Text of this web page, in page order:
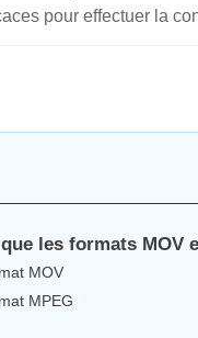
pour effectuer la
les formats MOV
MOV
MPEG